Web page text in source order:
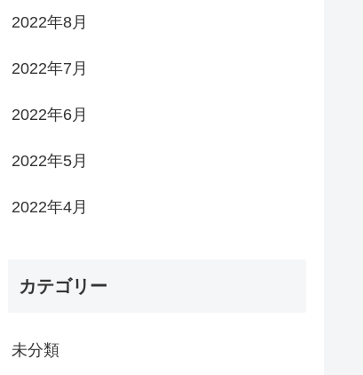
2022年8月
2022年7月
2022年6月
2022年5月
2022年4月
カテゴリー
未分類